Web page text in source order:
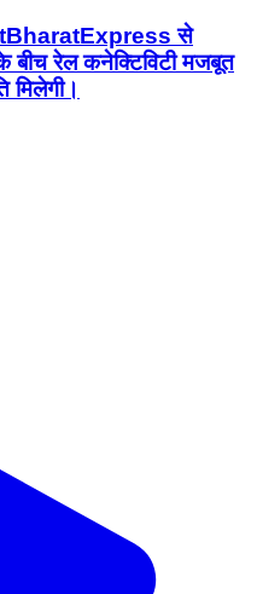
से
बीच रेल कनेक्टिविटी मजबूत
मिलेगी।